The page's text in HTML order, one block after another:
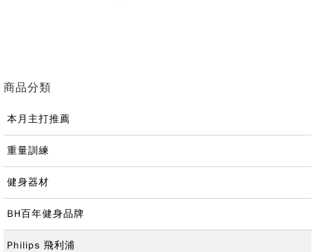
商品分類
本月主打推薦
重量訓練
健身器材
BH百年健身品牌
Philips 飛利浦